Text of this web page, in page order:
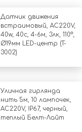
Датчик движения
встраимовый, AC220V,
40w, 40с, 4-6м, 3лк, 110°,
Ø19мм LED-центр (T-
3002)
Уличная гирлянда
нить 5м, 10 лампочек,
AC220V, IP67, черный,
теплый Белт-Лайт